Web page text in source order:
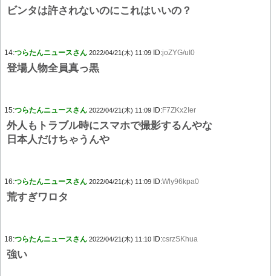
ビンタは許されないのにこれはいいの？
14:つらたんニュースさん 2022/04/21(木) 11:09 ID:joZYG/uI0
登場人物全員真っ黒
15:つらたんニュースさん 2022/04/21(木) 11:09 ID:F7ZKx2Ier
外人もトラブル時にスマホで撮影するんやな
日本人だけちゃうんや
16:つらたんニュースさん 2022/04/21(木) 11:09 ID:Wly96kpa0
荒すぎワロタ
18:つらたんニュースさん 2022/04/21(木) 11:10 ID:csrzSKhua
強い